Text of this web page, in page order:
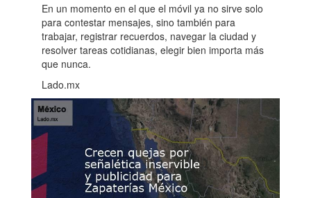
En un momento en el que el móvil ya no sirve solo
para contestar mensajes, sino también para
trabajar, registrar recuerdos, navegar la ciudad y
resolver tareas cotidianas, elegir bien importa más
que nunca.
Lado.mx